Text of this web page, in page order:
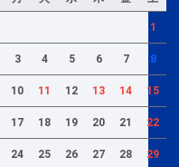
1
3 4 5 6 7 8
10 11 12 13 14 15
17 18 19 20 21 22
24 25 26 27 28 29